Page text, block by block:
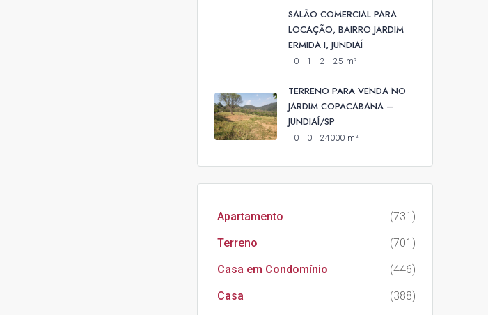
SALÃO COMERCIAL PARA
LOCAÇÃO, BAIRRO JARDIM
ERMIDA I, JUNDIAÍ
0 1 2 25 m²
TERRENO PARA VENDA NO
JARDIM COPACABANA –
JUNDIAÍ/SP
0 0 24000 m²
Apartamento
(731)
Terreno
(701)
Casa em Condomínio
(446)
Casa
(388)